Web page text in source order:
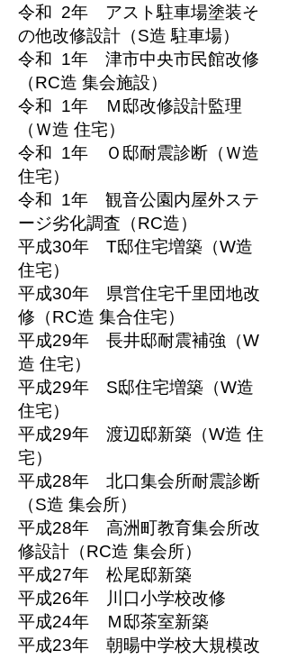
令和 2年 アスト駐車場塗装そ
の他改修設計（S造 駐車場）
令和 1年 津市中央市民館改修
（RC造 集会施設）​
令和 1年 Ｍ邸改修設計監理
（Ｗ造 住宅）
令和 1年 Ｏ邸耐震診断（Ｗ造
住宅）
令和 1年 観音公園内屋外ステ
ージ劣化調査（RC造）
平成30年 T邸住宅増築（W造
住宅）
平成30年 県営住宅千里団地改
修（RC造 集合住宅）
平成29年 長井邸耐震補強（W
造 住宅）
平成29年 S邸住宅増築（W造
住宅）
平成29年 渡辺邸新築（W造 住
宅）
平成28年 北口集会所耐震診断
（S造 集会所）
平成28年 高洲町教育集会所改
修設計（RC造 集会所）
平成27年 松尾邸新築
平成26年 川口小学校改修
平成24年 Ｍ邸茶室新築
平成23年 朝暘中学校大規模改